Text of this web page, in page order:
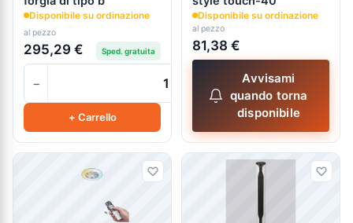
Disponibile su ordinazione
al pezzo
295,29 € Sped. gratuita
− +
+ Carrello
Disponibile su ordinazione
al pezzo
81,38 €
Avvisami
quando torna
disponibile